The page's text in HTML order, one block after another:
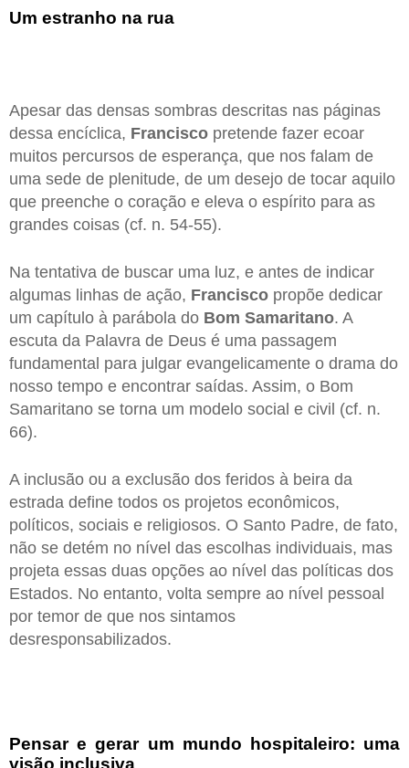
Um estranho na rua
Apesar das densas sombras descritas nas páginas
dessa encíclica, Francisco pretende fazer ecoar
muitos percursos de esperança, que nos falam de
uma sede de plenitude, de um desejo de tocar aquilo
que preenche o coração e eleva o espírito para as
grandes coisas (cf. n. 54-55).
Na tentativa de buscar uma luz, e antes de indicar
algumas linhas de ação, Francisco propõe dedicar
um capítulo à parábola do Bom Samaritano. A
escuta da Palavra de Deus é uma passagem
fundamental para julgar evangelicamente o drama do
nosso tempo e encontrar saídas. Assim, o Bom
Samaritano se torna um modelo social e civil (cf. n.
66).
A inclusão ou a exclusão dos feridos à beira da
estrada define todos os projetos econômicos,
políticos, sociais e religiosos. O Santo Padre, de fato,
não se detém no nível das escolhas individuais, mas
projeta essas duas opções ao nível das políticas dos
Estados. No entanto, volta sempre ao nível pessoal
por temor de que nos sintamos
desresponsabilizados.
Pensar e gerar um mundo hospitaleiro: uma
visão inclusiva